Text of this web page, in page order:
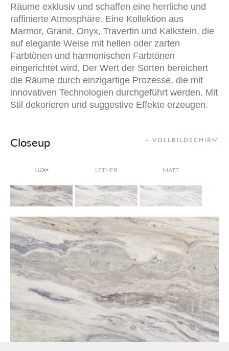
Räume exklusiv und schaffen eine herrliche und
raffinierte Atmosphäre. Eine Kollektion aus
Marmor, Granit, Onyx, Travertin und Kalkstein, die
auf elegante Weise mit hellen oder zarten
Farbtönen und harmonischen Farbtönen
eingerichtet wird. Der Wert der Sorten bereichert
die Räume durch einzigartige Prozesse, die mit
innovativen Technologien durchgeführt werden. Mit
Stil dekorieren und suggestive Effekte erzeugen.
+ VOLLBILDSCHIRM
Closeup
LUX® LETHER MATT